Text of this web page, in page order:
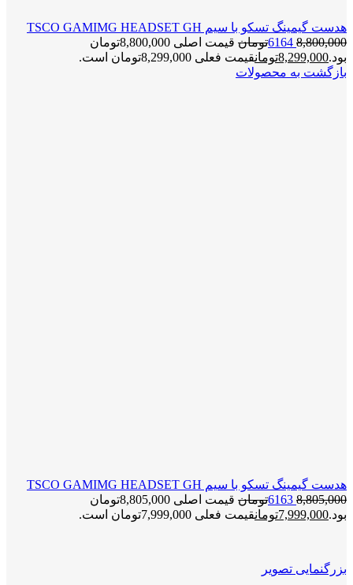
هدست گیمینگ تسکو با سیم TSCO GAMIMG HEADSET GH
6164 8,800,000 تومان
قیمت اصلی 8,800,000تومان
بود.8,299,000تومانقیمت فعلی 8,299,000تومان است.
بازگشت به محصولات
هدست گیمینگ تسکو با سیم TSCO GAMIMG HEADSET GH
6163 8,805,000 تومان
قیمت اصلی 8,805,000تومان
بود.7,999,000تومانقیمت فعلی 7,999,000تومان است.
بزرگنمایی تصویر